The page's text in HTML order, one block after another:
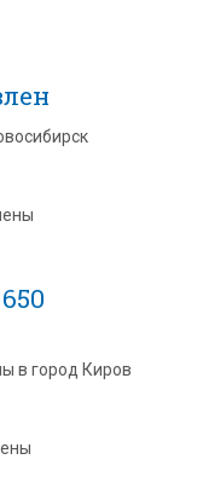
в город Киров